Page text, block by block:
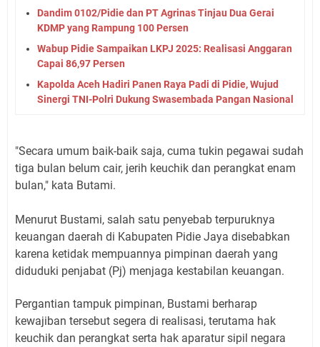
Dandim 0102/Pidie dan PT Agrinas Tinjau Dua Gerai
KDMP yang Rampung 100 Persen
Wabup Pidie Sampaikan LKPJ 2025: Realisasi Anggaran
Capai 86,97 Persen
Kapolda Aceh Hadiri Panen Raya Padi di Pidie, Wujud
Sinergi TNI-Polri Dukung Swasembada Pangan Nasional
"Secara umum baik-baik saja, cuma tukin pegawai sudah
tiga bulan belum cair, jerih keuchik dan perangkat enam
bulan," kata Butami.
Menurut Bustami, salah satu penyebab terpuruknya
keuangan daerah di Kabupaten Pidie Jaya disebabkan
karena ketidak mempuannya pimpinan daerah yang
diduduki penjabat (Pj) menjaga kestabilan keuangan.
Pergantian tampuk pimpinan, Bustami berharap
kewajiban tersebut segera di realisasi, terutama hak
keuchik dan perangkat serta hak aparatur sipil negara